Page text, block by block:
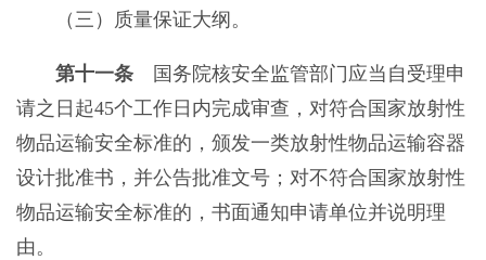
（三）质量保证大纲。
第十一条国务院核安全监管部门应当自受理申
请之日起45个工作日内完成审查，对符合国家放射性
物品运输安全标准的，颁发一类放射性物品运输容器
设计批准书，并公告批准文号；对不符合国家放射性
物品运输安全标准的，书面通知申请单位并说明理
由。